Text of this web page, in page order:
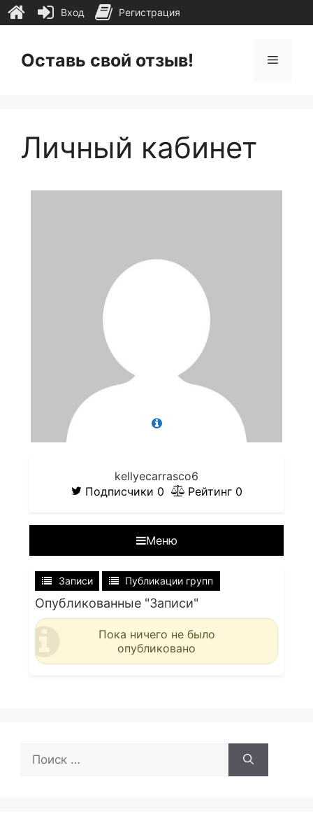
содержимому
Оставь свой отзыв! Меню
Личный кабинет
kellyecarrasco6
Подписчики 0 Рейтинг 0
Меню
Записи Публикации групп
Опубликованные "Записи"
Пока ничего не было
опубликовано
Вход Регистрация